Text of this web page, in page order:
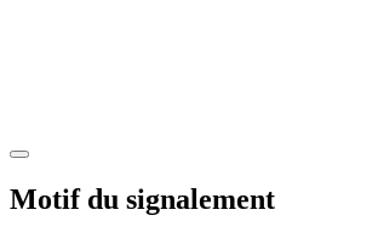
Motif du signalement